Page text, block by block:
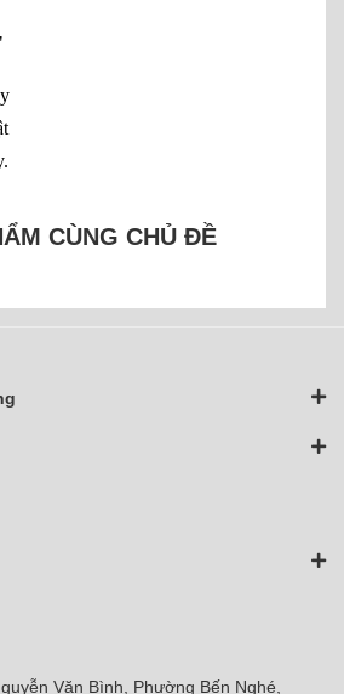
CÙNG CHỦ ĐỀ
Văn Bình, Phường Bến Nghé,